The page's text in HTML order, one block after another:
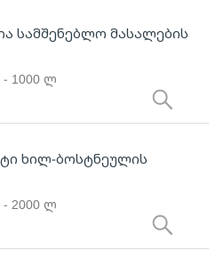
სამშენებლო მასალების
- 1000 ლ
ხილ-ბოსტნეულის
- 2000 ლ